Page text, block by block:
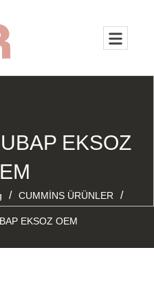
EKSOZ
/ CUMMİNS ÜRÜNLER /
EKSOZ OEM